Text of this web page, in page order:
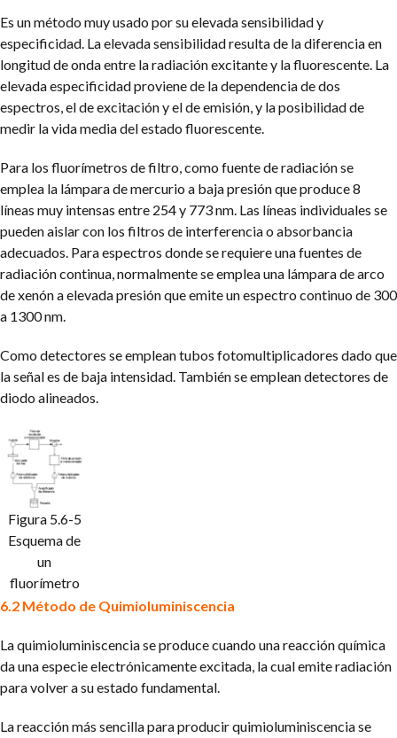
Es un método muy usado por su elevada sensibilidad y
especificidad. La elevada sensibilidad resulta de la diferencia en
longitud de onda entre la radiación excitante y la fluorescente. La
elevada especificidad proviene de la dependencia de dos
espectros, el de excitación y el de emisión, y la posibilidad de
medir la vida media del estado fluorescente.
Para los fluorímetros de filtro, como fuente de radiación se
emplea la lámpara de mercurio a baja presión que produce 8
líneas muy intensas entre 254 y 773 nm. Las líneas individuales se
pueden aislar con los filtros de interferencia o absorbancia
adecuados. Para espectros donde se requiere una fuentes de
radiación continua, normalmente se emplea una lámpara de arco
de xenón a elevada presión que emite un espectro continuo de 300
a 1300 nm.
Como detectores se emplean tubos fotomultiplicadores dado que
la señal es de baja intensidad. También se emplean detectores de
diodo alineados.
Figura 5.6-5
Esquema de
un
fluorímetro
6.2 Método de Quimioluminiscencia
La quimioluminiscencia se produce cuando una reacción química
da una especie electrónicamente excitada, la cual emite radiación
para volver a su estado fundamental.
La reacción más sencilla para producir quimioluminiscencia se